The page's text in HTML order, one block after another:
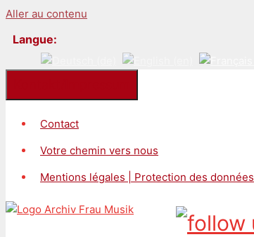
Aller au contenu
Langue:
Contact
Votre chemin vers nous
Mentions légales | Protection des données